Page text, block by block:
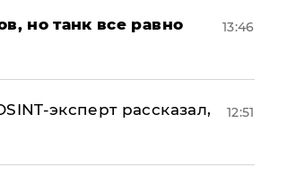
но танк все равно
13:46
эксперт рассказал,
12:51